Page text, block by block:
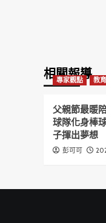
相關報導
專家觀點 教
父親節最暖
球隊化身棒
子揮出夢想
彭可可